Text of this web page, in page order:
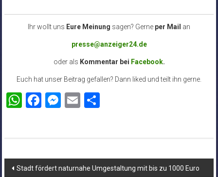
Ihr wollt uns Eure Meinung sagen? Gerne per Mail an
presse@anzeiger24.de
oder als Kommentar bei Facebook.
Euch hat unser Beitrag gefallen? Dann liked und teilt ihn gerne.
WhatsApp
Facebook
Messenger
EmailTeilen
Beitragsnavigation
Stadt fördert naturnahe Umgestaltung mit bis zu 1000 Euro